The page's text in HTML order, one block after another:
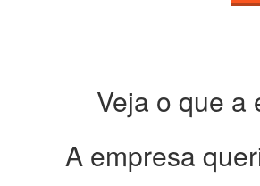
Veja o que a
A empresa